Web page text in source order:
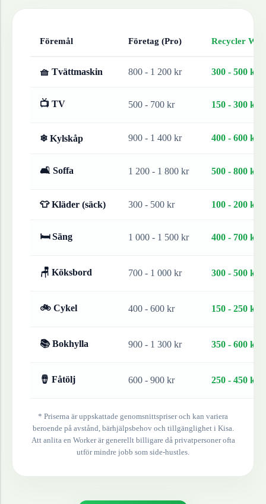
Föremål Företag (Pro) Recycler
🧺 Tvättmaskin 800 - 1 200 kr 300 - 500 kr
📺 TV 500 - 700 kr 150 - 300 kr
❄ Kylskåp 900 - 1 400 kr 400 - 600 kr
🛋 Soffa 1 200 - 1 800 kr 500 - 800 kr
👕 Kläder (säck) 300 - 500 kr 100 - 200 kr
🛏 Säng 1 000 - 1 500 kr 400 - 700 kr
🪑 Köksbord 700 - 1 000 kr 300 - 500 kr
🚲 Cykel 400 - 600 kr 150 - 250 kr
📚 Bokhylla 900 - 1 300 kr 350 - 600 kr
🪘 Fåtölj 600 - 900 kr 250 - 450 kr
* Priserna är uppskattade genomsnittspriser och kan variera
beroende på avstånd, bärhjälpsbehov och tillgänglighet i Kisa.
Att anlita en Worker är generellt billigare då privatpersoner ofta
utför mindre jobb som side-hustles.